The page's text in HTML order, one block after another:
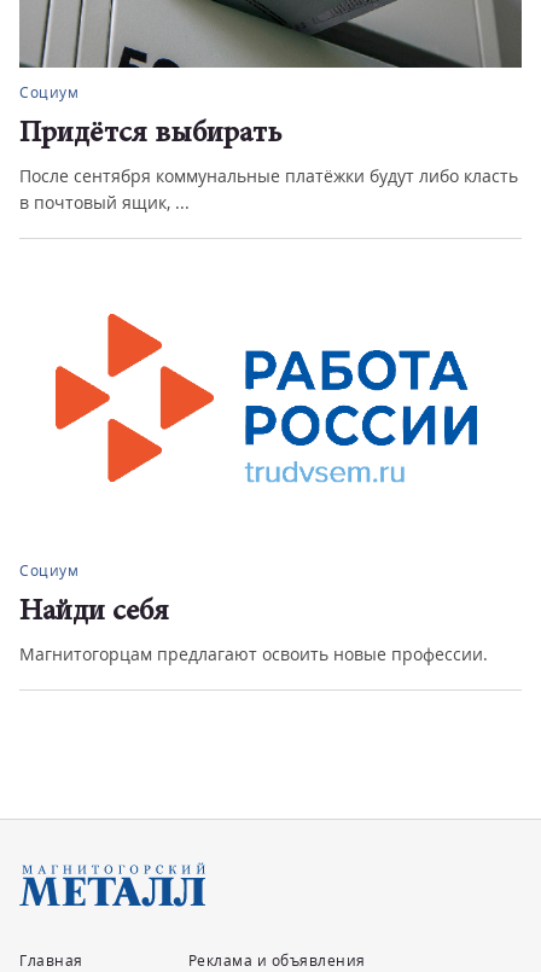
Социум
Придётся выбирать
После сентября коммунальные платёжки будут либо класть
в почтовый ящик, ...
Социум
Найди себя
Магнитогорцам предлагают освоить новые профессии.
Главная
Реклама и объявления